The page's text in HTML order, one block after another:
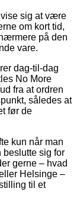
sig at være
om kort tid,
på den
vare.
dag-til-dag
No More
fra at ordren
således at
før de
kun når man
beslutte sig for
gerne – hvad
Helsinge –
til et